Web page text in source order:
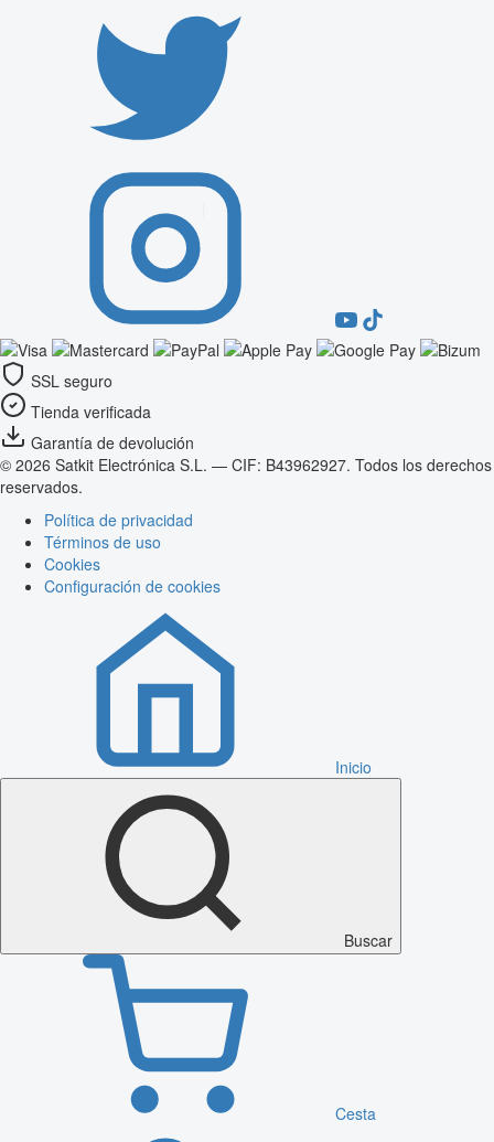
SSL seguro
Tienda verificada
Garantía de devolución
© 2026 Satkit Electrónica S.L. — CIF: B43962927. Todos los derechos
reservados.
Política de privacidad
Términos de uso
Cookies
Configuración de cookies
Inicio
Buscar
Cesta